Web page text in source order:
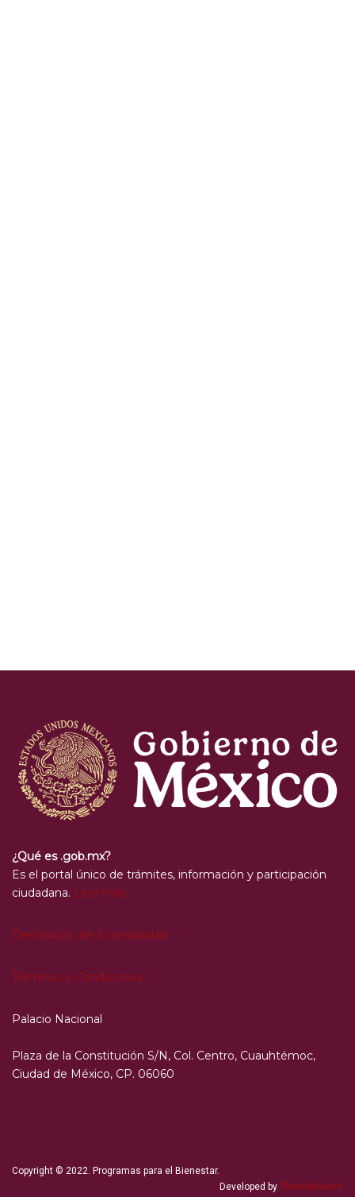
¿Qué es .gob.mx?
Es el portal único de trámites, información y participación
ciudadana. Leer más
Declaración de Accesibilidad
Términos y Condiciones
Palacio Nacional
Plaza de la Constitución S/N, Col. Centro, Cuauhtémoc,
Ciudad de México, CP. 06060
Copyright © 2022. Programas para el Bienestar.
Developed by ThemeMakers